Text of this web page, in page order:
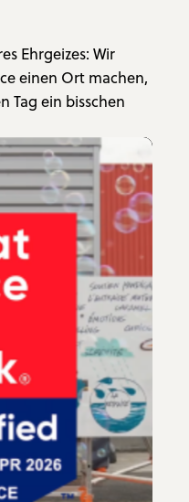
Ehrgeizes: Wir
einen Ort machen,
Tag ein bisschen